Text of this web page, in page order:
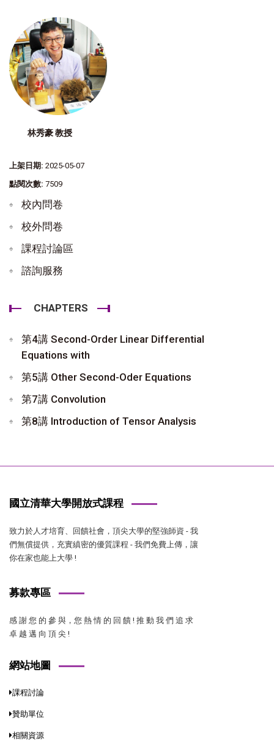
林秀豪 教授
上架日期: 2025-05-07
點閱次數: 7509
校內問卷
校外問卷
課程討論區
諮詢服務
CHAPTERS
第4講 Second-Order Linear Differential
Equations with
第5講 Other Second-Oder Equations
第7講 Convolution
第8講 Introduction of Tensor Analysis
國立清華大學開放式課程
致力於人才培育、回饋社會，頂尖大學的堅強師資 - 我
們無償提供，充實縝密的優質課程 - 我們免費上傳，讓
你在家也能上大學 !
募款專區
感 謝 您 的 參 與，您 熱 情 的 回 饋 ! 推 動 我 們 追 求
卓 越 邁 向 頂 尖 !
網站地圖
課程討論
贊助單位
相關資源